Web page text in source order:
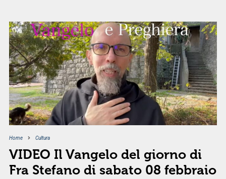
Home Cultura
VIDEO Il Vangelo del giorno di
Fra Stefano di sabato 08 febbraio